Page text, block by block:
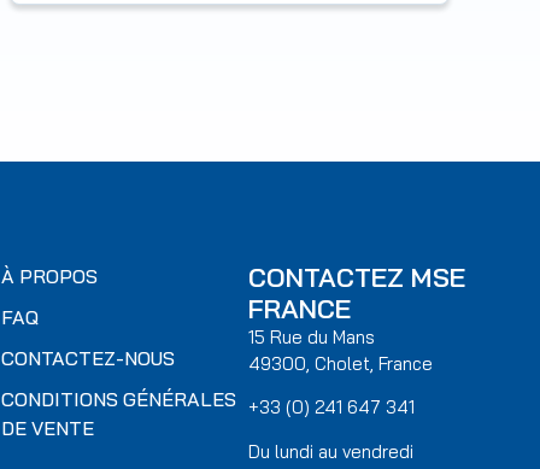
À PROPOS
FAQ
CONTACTEZ-NOUS
CONDITIONS GÉNÉRALES
DE VENTE
CONTACTEZ MSE
FRANCE
15 Rue du Mans
49300, Cholet, France
+33 (0) 241 647 341
Du lundi au vendredi